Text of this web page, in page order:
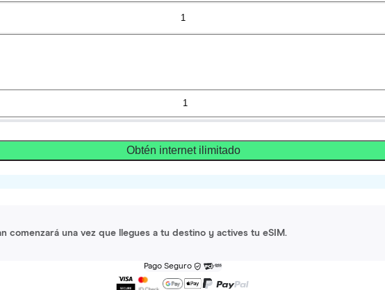
1
Obtén internet ilimitado
comenzará una vez que llegues a tu destino y actives tu eSIM.
Pago Seguro